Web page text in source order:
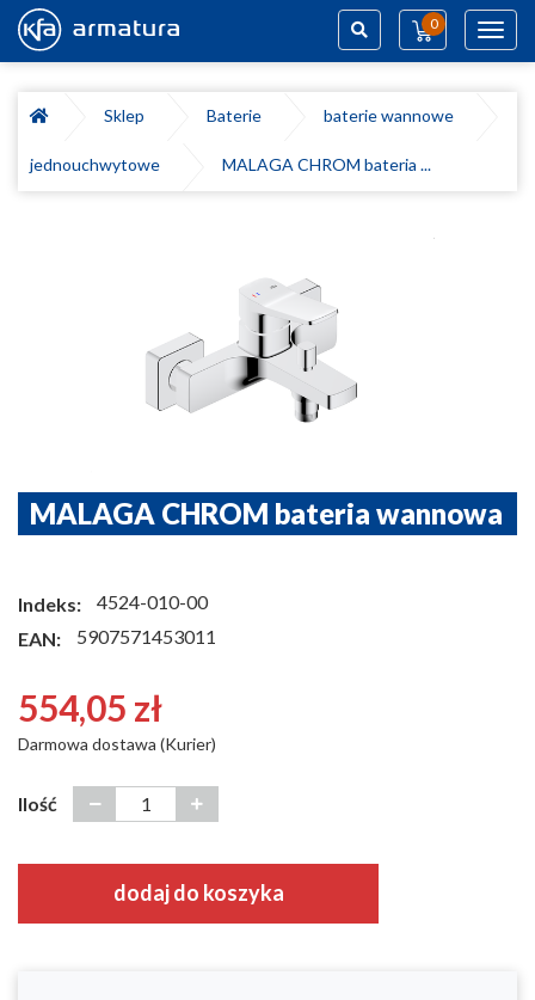
0
Sklep
Baterie baterie wannowe
jednouchwytowe MALAGA CHROM bateria ...
MALAGA CHROM bateria wannowa
Indeks:
4524-010-00
EAN:
5907571453011
554,05 zł
Darmowa dostawa (Kurier)
Ilość
dodaj do koszyka